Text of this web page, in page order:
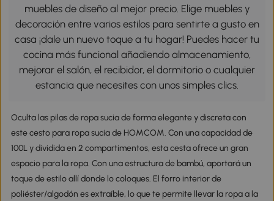
muebles de diseño al mejor precio. Elige muebles y
decoración entre varios estilos para sentirte a gusto en
casa ¡dale un nuevo toque a tu hogar! Puedes hacer tu
cocina más funcional añadiendo almacenamiento,
mejorar el salón, el recibidor, el dormitorio o cualquier
estancia que necesites con unos simples clics.
Oculta las pilas de ropa sucia de forma elegante y discreta con
este cesto para ropa sucia de HOMCOM. Con una capacidad de
100L y dividida en 2 compartimentos, esta cesta ofrece un gran
espacio para la ropa. Con una estructura de bambú, aportará un
toque de estilo allí donde lo coloques. El forro interior de
poliéster/algodón es extraíble, lo que te permite llevar la ropa a la